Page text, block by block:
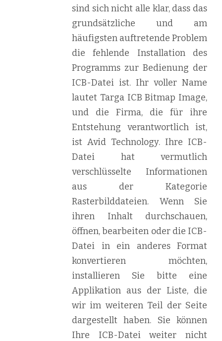
sind sich nicht alle klar, dass das
grundsätzliche und am
häufigsten auftretende Problem
die fehlende Installation des
Programms zur Bedienung der
ICB-Datei ist. Ihr voller Name
lautet Targa ICB Bitmap Image,
und die Firma, die für ihre
Entstehung verantwortlich ist,
ist Avid Technology. Ihre ICB-
Datei hat vermutlich
verschlüsselte Informationen
aus der Kategorie
Rasterbilddateien. Wenn Sie
ihren Inhalt durchschauen,
öffnen, bearbeiten oder die ICB-
Datei in ein anderes Format
konvertieren möchten,
installieren Sie bitte eine
Applikation aus der Liste, die
wir im weiteren Teil der Seite
dargestellt haben. Sie können
Ihre ICB-Datei weiter nicht